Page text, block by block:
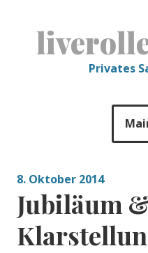
Privates
8. Oktober 2014
Jubiläum